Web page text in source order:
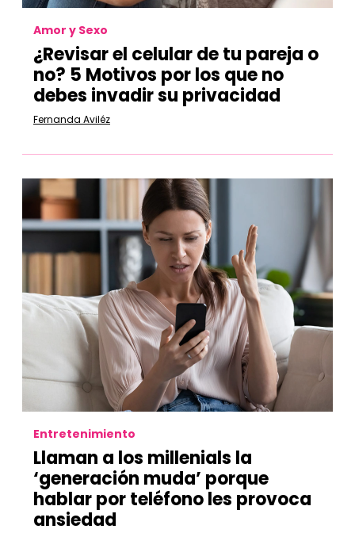
Amor y Sexo
¿Revisar el celular de tu pareja o
no? 5 Motivos por los que no
debes invadir su privacidad
Fernanda Aviléz
Entretenimiento
Llaman a los millenials la
‘generación muda’ porque
hablar por teléfono les provoca
ansiedad